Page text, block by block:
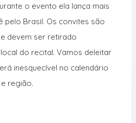
o evento ela lança mais
pelo Brasil. Os convites são
devem ser retirado
do recital. Vamos deleitar
inesquecível no calendário
região.